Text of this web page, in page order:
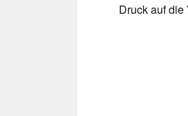
Druck auf